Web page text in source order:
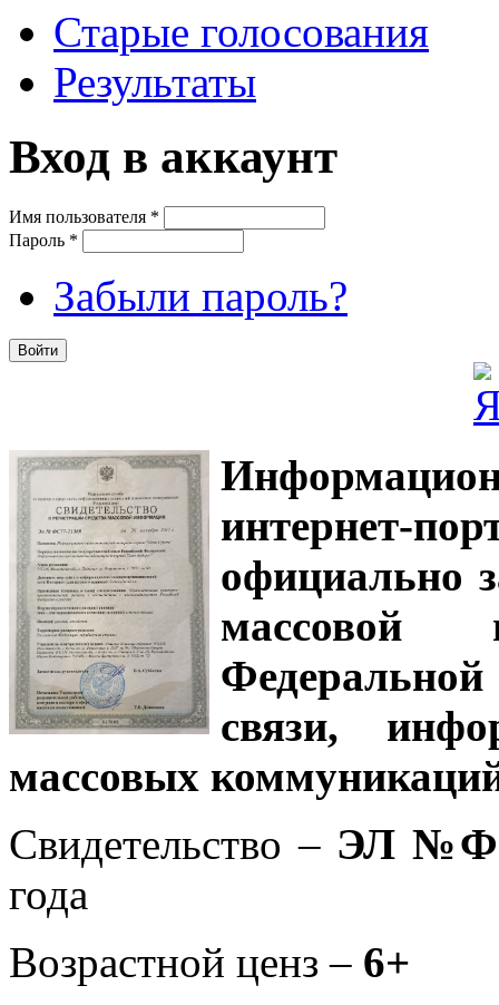
Старые голосования
Результаты
Вход в аккаунт
Имя пользователя *
Пароль *
Забыли пароль?
интернет-
официально
связи,
массовых
Свидетельство – ЭЛ
года
Возрастной ценз – 6+